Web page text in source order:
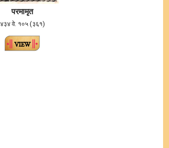
परमामृत
४३४ वे. १०५ (३६१)